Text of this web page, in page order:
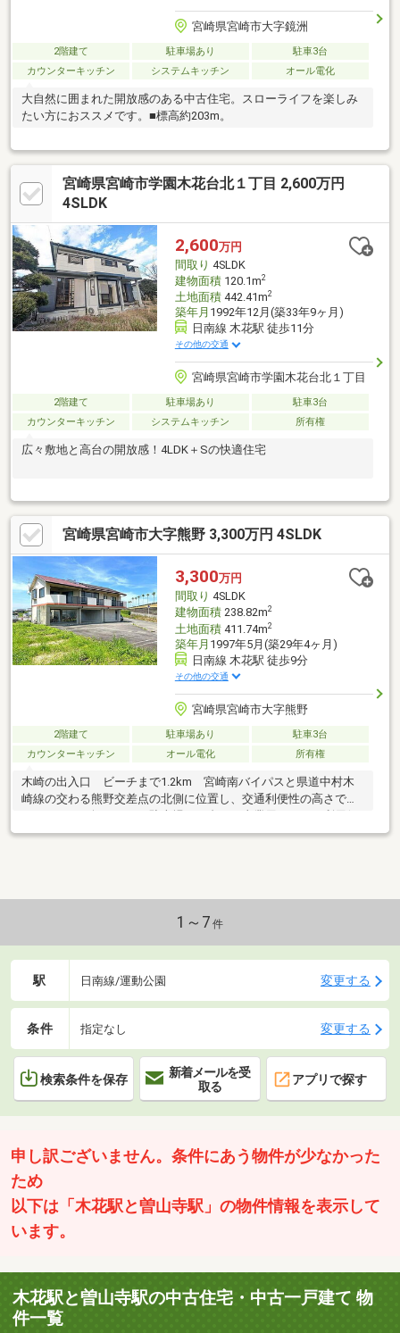
宮崎県宮崎市大字鏡洲
2階建て 駐車場あり
駐車3台
カウンターキッチン
システムキッチン オール電化
大自然に囲まれた開放感のある中古住宅。スローライフを楽しみ
たい方におススメです。■標高約203m。
宮崎県宮崎市学園木花台北１丁目 2,600万円
4SLDK
2,600万円
間取り 4SLDK
建物面積120.1m2
土地面積442.41m2
築年月 1992年12月(築33年9ヶ月)
日南線 木花駅 徒歩11分
その他の交通
宮崎県宮崎市学園木花台北１丁目
2階建て 駐車場あり
駐車3台
カウンターキッチン
システムキッチン 所有権
広々敷地と高台の開放感！4LDK＋Sの快適住宅
宮崎県宮崎市大字熊野 3,300万円 4SLDK
3,300万円
間取り 4SLDK
建物面積238.82m2
土地面積411.74m2
築年月 1997年5月(築29年4ヶ月)
日南線 木花駅 徒歩9分
その他の交通
宮崎県宮崎市大字熊野
2階建て 駐車場あり
駐車3台
カウンターキッチン
オール電化 所有権
木崎の出入口 ビーチまで1.2km 宮崎南バイパスと県道中村木
崎線の交わる熊野交差点の北側に位置し、交通利便性の高さでフ
値が高い物件
1～7 件
駅 日南線/運動公園 変更する
条件 指定なし 変更する
検索条件を保存
新着メールを受
取る
アプリで探す
申し訳ございません。条件にあう物件が少なかった
ため
以下は「木花駅と曽山寺駅」の物件情報を表示して
います。
木花駅と曽山寺駅の中古住宅・中古一戸建て 物
件一覧